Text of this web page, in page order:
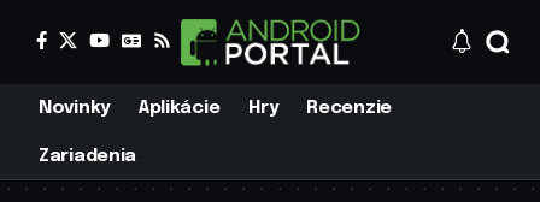
Novinky Aplikácie Hry Recenzie
Zariadenia